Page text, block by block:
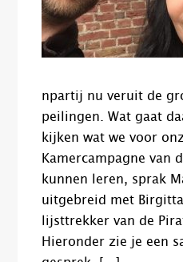
npartij nu veruit de
peilingen. Wat gaat
kijken wat we voor
Kamercampagne van
kunnen leren, sprak
uitgebreid met
lijsttrekker van de
Hieronder zie je een